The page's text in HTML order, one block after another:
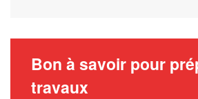
Bon à savoir pour
travaux